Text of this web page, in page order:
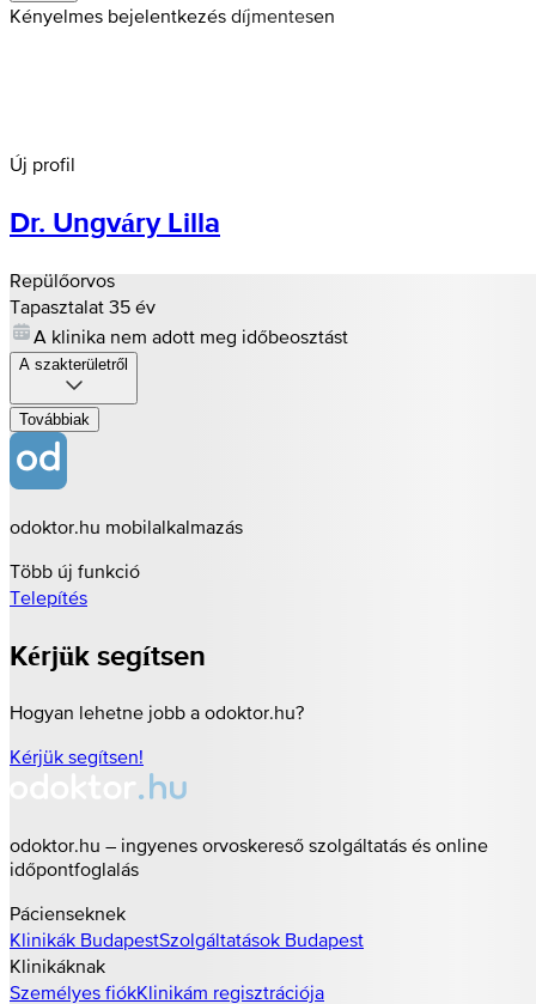
Kényelmes bejelentkezés díjmentesen
Új profil
Dr. Ungváry Lilla
Repülőorvos
Tapasztalat 35 év
A klinika nem adott meg időbeosztást
A szakterületről
Továbbiak
odoktor.hu mobilalkalmazás
Több új funkció
Telepítés
Kérjük segítsen
Hogyan lehetne jobb a odoktor.hu?
Kérjük segítsen!
odoktor.hu – ingyenes orvoskereső szolgáltatás és online
időpontfoglalás
Pácienseknek
Klinikák BudapestSzolgáltatások Budapest
Klinikáknak
Személyes fiókKlinikám regisztrációja